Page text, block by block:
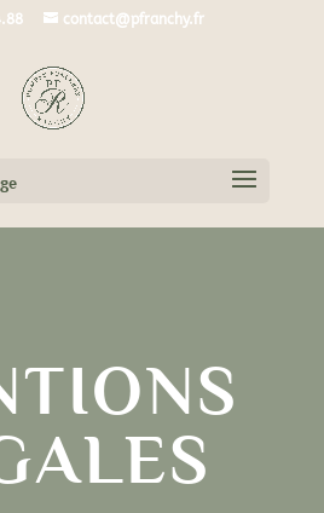
contact@pfranchy.fr